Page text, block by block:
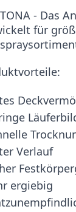
- Das
für
Verlauf
ergiebig